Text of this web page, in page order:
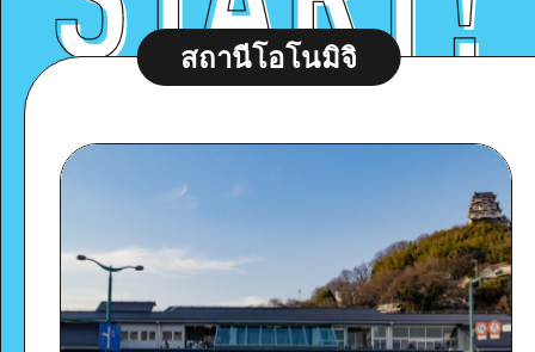
สถานีโอโนมิจิ